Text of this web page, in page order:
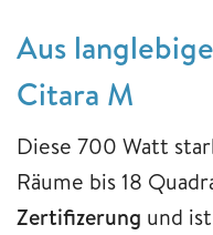
Aus
Citara M
Diese 700 Watt
Räume bis 18
Zertifizerung und